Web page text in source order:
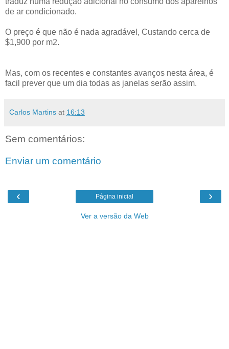
de ar condicionado.
O preço é que não é nada agradável, Custando cerca de
$1,900 por m2.
Mas, com os recentes e constantes avanços nesta área, é
facil prever que um dia todas as janelas serão assim.
Carlos Martins at 16:13
Sem comentários:
Enviar um comentário
‹ ›
Página inicial
Ver a versão da Web